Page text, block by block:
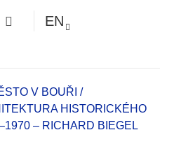
MENUEN
V BOUŘI /
HISTORICKÉHO
– RICHARD BIEGEL